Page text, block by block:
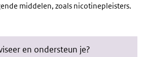
middelen, zoals nicotinepleisters.
en ondersteun je?